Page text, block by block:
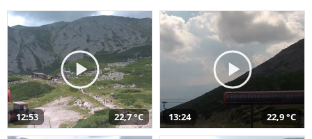
12:53 22,7 °C 13:24 22,9 °C